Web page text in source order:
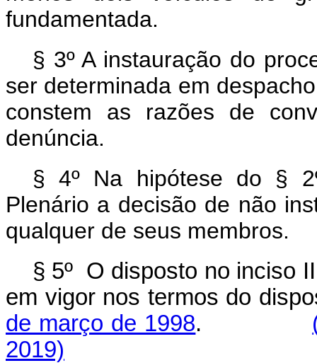
fundamentada.
§ 3º A instauração do
ser determinada em
constem as razões de
denúncia.
§ 4º Na hipótese do §
Plenário a decisão de não
qualquer de seus membros.
§ 5º O disposto no inciso
em vigor nos termos do
de março de 1998.
2019)